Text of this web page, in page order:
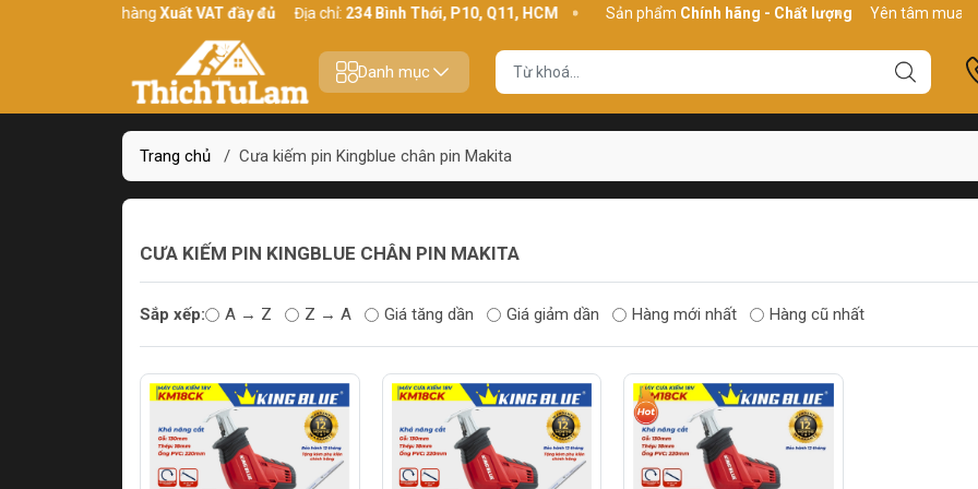
Yên tâm mua hàngXuất VAT đầy đủ Địa chỉ:234 Bình Thới, P10, Q11, HCM Sản phẩmChính hãng - Chất lượng Yên tâm mua
Danh mục
Trang chủ / Cưa kiếm pin Kingblue chân pin Makita
CƯA KIẾM PIN KINGBLUE CHÂN PIN MAKITA
Sắp xếp: A → Z Z → A Giá tăng dần Giá giảm dần Hàng mới nhất Hàng cũ nhất